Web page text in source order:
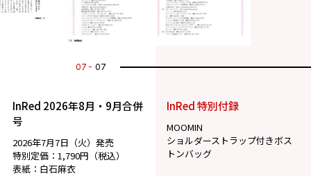
07 07
InRed 2026年8月・9月合併
号
2026年7月7日（火）発売
特別定価：1,790円（税込）
表紙：白石麻衣
InRed 特別付録
MOOMIN
ショルダーストラップ付きボス
トンバッグ